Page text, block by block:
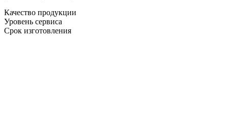
Качество продукции
Уровень сервиса
Срок изготовления